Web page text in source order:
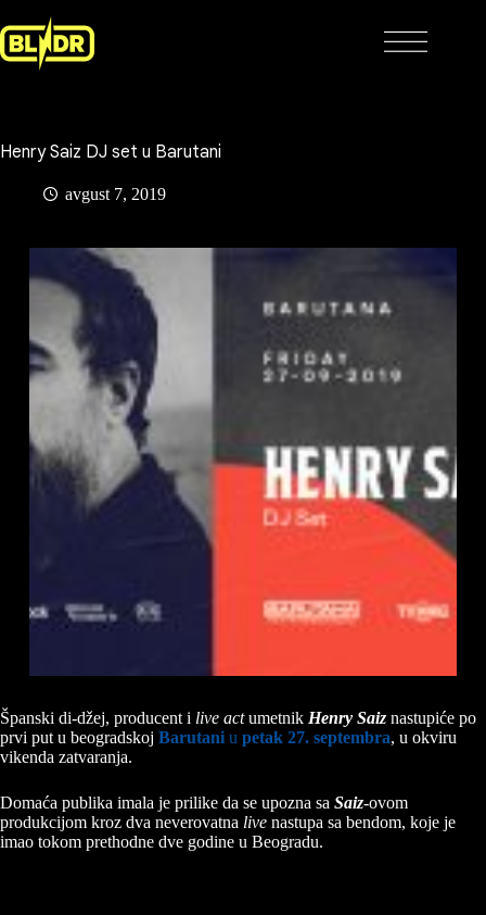
to
content
Henry Saiz DJ set u Barutani
avgust 7, 2019
Španski di-džej, producent i live actumetnik Henry Saiz nastupiće po
prvi put u beogradskoj Barutani u petak 27. septembra, u okviru
vikenda zatvaranja.
Domaća publika imala je prilike da se upozna sa Saiz-ovom
produkcijom kroz dva neverovatna live nastupa sa bendom, koje je
imao tokom prethodne dve godine u Beogradu.